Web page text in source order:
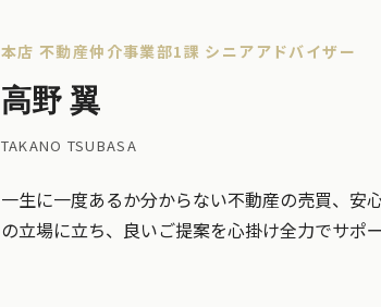
本店 不動産仲介事業部1課 シニアアドバイザー
高野 翼
TAKANO TSUBASA
一生に一度あるか分からない不動産の売買、安
の立場に立ち、良いご提案を心掛け全力でサポ